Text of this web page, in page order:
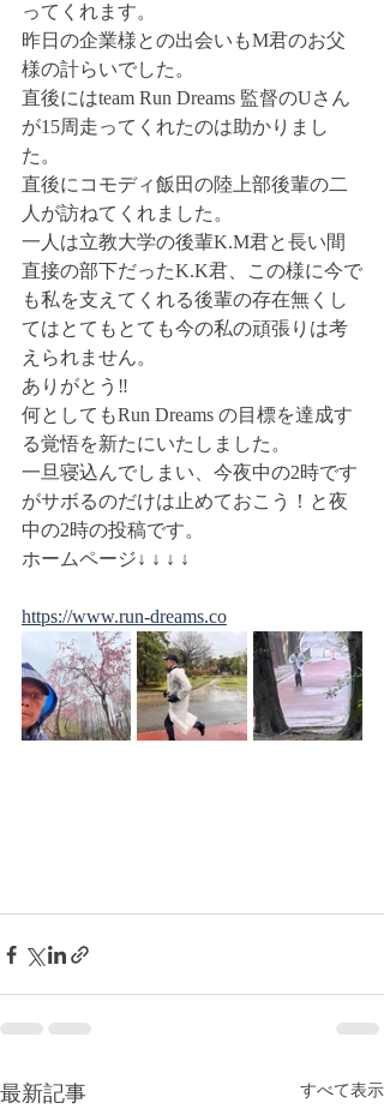
ってくれます。
昨日の企業様との出会いもM君のお父
様の計らいでした。
直後にはteam Run Dreams 監督のUさん
が15周走ってくれたのは助かりまし
た。
直後にコモディ飯田の陸上部後輩の二
人が訪ねてくれました。
一人は立教大学の後輩K.M君と長い間
直接の部下だったK.K君、この様に今で
も私を支えてくれる後輩の存在無くし
てはとてもとても今の私の頑張りは考
えられません。
ありがとう‼️
何としてもRun Dreams の目標を達成す
る覚悟を新たにいたしました。
一旦寝込んでしまい、今夜中の2時です
がサボるのだけは止めておこう！と夜
中の2時の投稿です。
ホームページ↓ ↓ ↓ ↓
https://www.run-dreams.co
最新記事 すべて表示